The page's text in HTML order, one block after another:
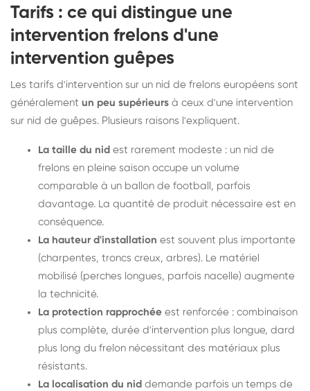
Tarifs : ce qui distingue une
intervention frelons d'une
intervention guêpes
Les tarifs d'intervention sur un nid de frelons européens sont
généralement un peu supérieurs à ceux d'une intervention
sur nid de guêpes. Plusieurs raisons l'expliquent.
La taille du nid est rarement modeste : un nid de
frelons en pleine saison occupe un volume
comparable à un ballon de football, parfois
davantage. La quantité de produit nécessaire est en
conséquence.
La hauteur d'installation est souvent plus importante
(charpentes, troncs creux, arbres). Le matériel
mobilisé (perches longues, parfois nacelle) augmente
la technicité.
La protection rapprochée est renforcée : combinaison
plus complète, durée d'intervention plus longue, dard
plus long du frelon nécessitant des matériaux plus
résistants.
La localisation du nid demande parfois un temps de